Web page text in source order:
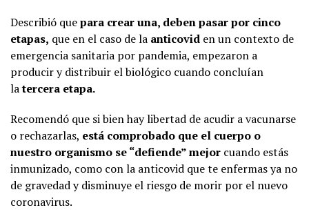
Describió quepara crear una, deben pasar por cinco
etapas, que en el caso de la anticovid en un contexto de
emergencia sanitaria por pandemia, empezaron a
producir y distribuir el biológico cuando concluían
latercera etapa.
Recomendó que si bien hay libertad de acudir a vacunarse
o rechazarlas, está comprobado que el cuerpo o
nuestro organismo se “defiende” mejor cuando estás
inmunizado, como con la anticovid que te enfermas ya no
de gravedad y disminuye el riesgo de morir por el nuevo
coronavirus.